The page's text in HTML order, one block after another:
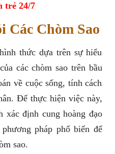
trẻ 24/7
Các Chòm Sao
thức dựa trên sự hiểu
các chòm sao trên bầu
về cuộc sống, tính cách
Để thực hiện việc này,
xác định cung hoàng đạo
pháp phổ biến để
sao.